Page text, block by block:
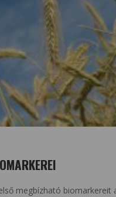
megbízható biomarkereit